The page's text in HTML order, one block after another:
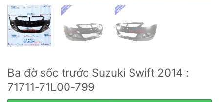
Ba đờ sốc trước Suzuki Swift 2014 :
71711-71L00-799